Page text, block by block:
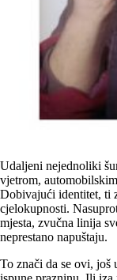
Udaljeni nejednoliki
vjetrom,
Dobivajući identitet, ti
cjelokupnosti.
mjesta, zvučna linija
neprestano napuštaju.
To znači da se ovi, još